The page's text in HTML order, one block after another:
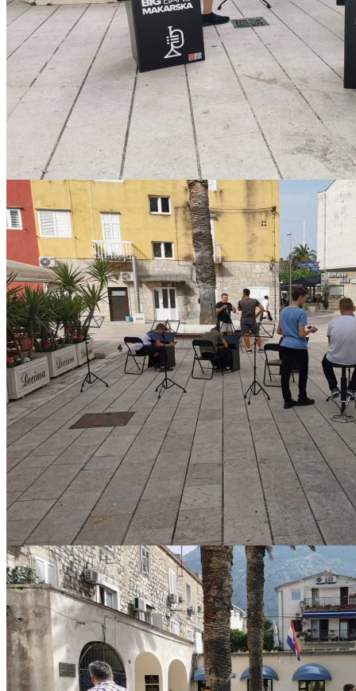
IMG-20210621-WA0004
IMG-20210621-WA0006